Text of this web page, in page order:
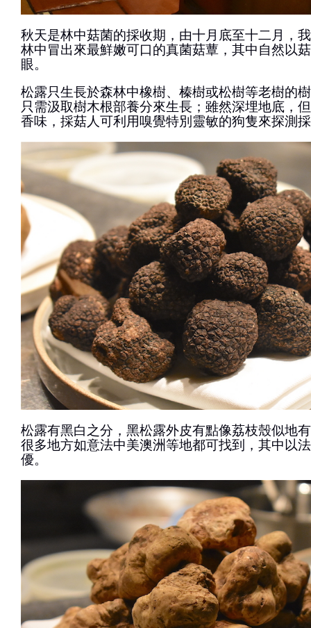
秋天是林中菇菌的採收期，由十月底至十二月，
林中冒出來最鮮嫩可口的真菌菇蕈，其中自然以
眼。
松露只生長於森林中橡樹、榛樹或松樹等老樹的
只需汲取樹木根部養分來生長；雖然深埋地底，
香味，採菇人可利用嗅覺特別靈敏的狗隻來探測
松露有黑白之分，黑松露外皮有點像荔枝殼似地
很多地方如意法中美澳洲等地都可找到，其中以
優。